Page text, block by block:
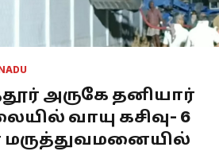
அருகே தனியார்
வாயு கசிவு- 6
மருத்துவமனையில்